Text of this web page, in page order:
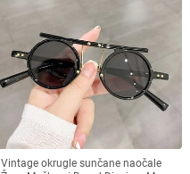
Vintage okrugle sunčane naočale